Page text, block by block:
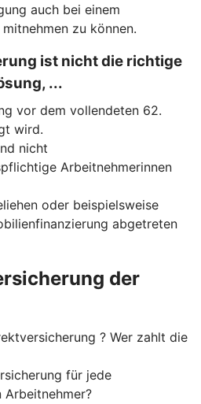
auch bei einem
zu können.
ist nicht die richtige
...
vor dem vollendeten 62.
wird.
nicht
Arbeitnehmerinnen
oder beispielsweise
abgetreten
der
? Wer zahlt die
für jede
Arbeitnehmer?